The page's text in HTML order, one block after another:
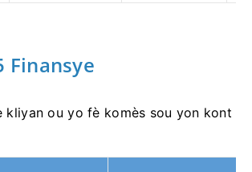
Finansye
kliyan ou yo fè komès sou yon kont